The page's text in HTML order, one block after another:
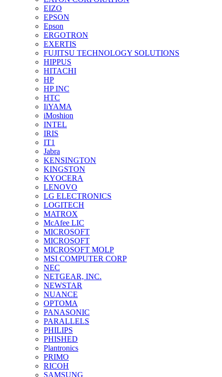
EIZO
EPSON
Epson
ERGOTRON
EXERTIS
FUJITSU TECHNOLOGY SOLUTIONS
HIPPUS
HITACHI
HP
HP INC
HTC
IiYAMA
iMoshion
INTEL
IRIS
IT1
Jabra
KENSINGTON
KINGSTON
KYOCERA
LENOVO
LG ELECTRONICS
LOGITECH
MATROX
McAfee LIC
MICROSOFT
MICROSOFT
MICROSOFT MOLP
MSI COMPUTER CORP
NEC
NETGEAR, INC.
NEWSTAR
NUANCE
OPTOMA
PANASONIC
PARALLELS
PHILIPS
PHISHED
Plantronics
PRIMO
RICOH
SAMSUNG